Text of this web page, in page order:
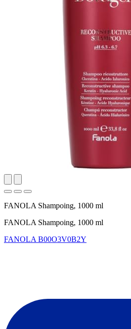
FANOLA Shampoing, 1000 ml
FANOLA Shampoing, 1000 ml
FANOLA B00O3V0B2Y